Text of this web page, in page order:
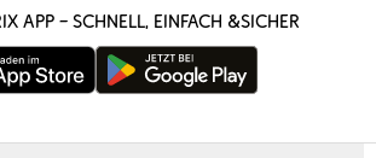
APP – SCHNELL, EINFACH &SICHER